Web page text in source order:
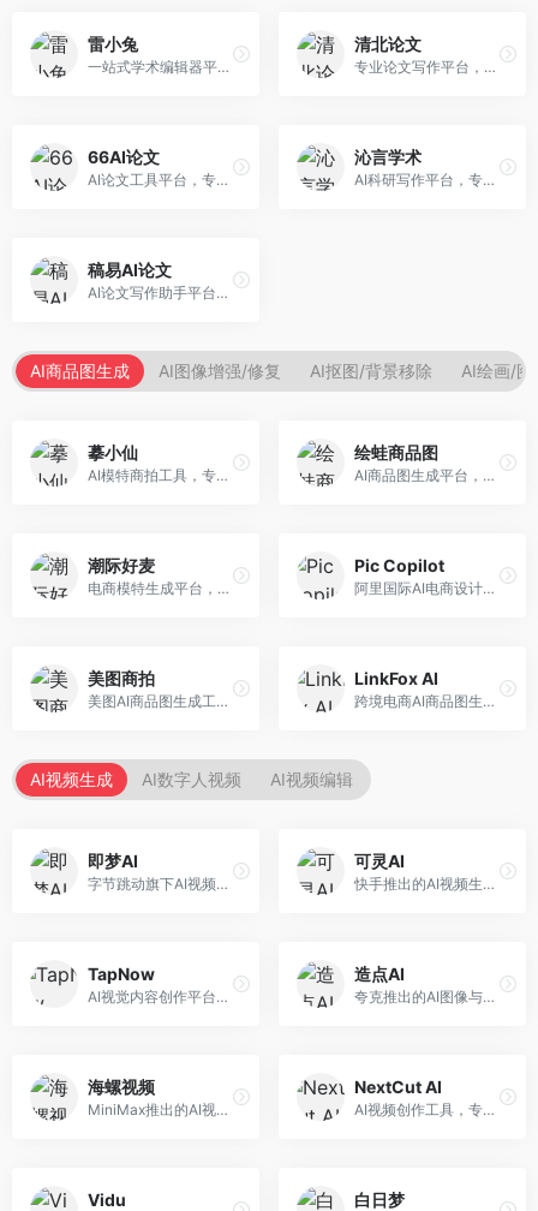
雷小兔
一站式学术编辑器平台，覆盖论文写作全流程。面向高校学生和科研人员，提供选题分析、文献检索、论文生成、查重降重等服务，操作流程清晰，学术写作效率显著提升。
清北论文
专业论文写作平台，依托高校学术资源。面向本科生和研究生，提供论文指导、写作辅助、查重检测等服务，学术规范性强，适合追求高质量论文的用户。
66AI论文
AI论文工具平台，专注于高质量低查重论文生成。面向大学生和研究生，提供论文写作、降重修改等服务，生成内容原创度高，查重率低。
沁言学术
AI科研写作平台，专注于学术研究辅助。面向研究生和科研工作者，提供文献分析、研究方法指导、论文撰写等服务，学术资源丰富，研究支持全面。
稿易AI论文
AI论文写作助手平台，提供智能化学术写作支持。面向高校学生，支持多种论文类型生成，提供参考文献管理和格式规范服务，操作流程简单。
AI商品图生成 AI图像增强/修复 AI抠图/背景移除 AI绘画/图
摹小仙
AI模特商拍工具，专注于服装电商。面向服装电商卖家，提供虚拟模特试穿、商品展示图生成等服务，模特形象多样，拍摄成本低。
绘蛙商品图
AI商品图生成平台，支持模特换装和场景生成。面向电商卖家，提供商品上身效果展示、场景化商品图生成等服务，电商营销效果显著。
潮际好麦
电商模特生成平台，支持AI虚拟模特创作。面向服装和配饰电商，提供模特试穿、商品展示、营销素材生成等服务，模特形象可定制。
Pic Copilot
阿里国际AI电商设计工具，专注于跨境电商。面向跨境电商卖家，提供商品图优化、营销海报生成、多语言适配等服务，海外市场适配性强。
美图商拍
美图AI商品图生成工具，整合美图生态。面向电商卖家，提供商品图美化、模特替换、场景生成等服务，移动端操作便捷。
LinkFox AI
跨境电商AI商品图生成工具。面向跨境电商卖家，支持多语言商品图生成、模特替换、场景优化等服务，适配海外电商平台需求。
AI视频生成 AI数字人视频 AI视频编辑
即梦AI
字节跳动旗下AI视频创作平台，支持多模态内容生成。面向内容创作者和营销人员，提供文生视频、图生视频、智能剪辑等功能，中文理解能力强，创作效率高。
可灵AI
快手推出的AI视频生成平台，支持文生视频和图生视频，可生成长达2分钟的高质量视频内容。面向短视频创作者和营销人员，操作简便，生成效果逼真，适合商业推广和创意表达。
TapNow
AI视觉内容创作平台，整合图像与视频生成能力。面向内容创作者，提供文生图、文生视频、智能编辑等服务，创作工具丰富，一站式体验便捷。
造点AI
夸克推出的AI图像与视频创作平台。面向普通用户和内容创作者，提供文生图、文生视频等功能，操作简便，与夸克生态深度整合。
海螺视频
MiniMax推出的AI视频生成工具，支持高质量视频创作。面向内容创作者，提供文生视频、视频编辑等功能，生成速度快，视频效果自然流畅。
NextCut AI
AI视频创作工具，专注于智能剪辑和视频生成。面向视频创作者，提供智能剪辑、视频生成、特效添加等功能，剪辑效率高，适合快节奏内容生产。
Vidu 白日梦